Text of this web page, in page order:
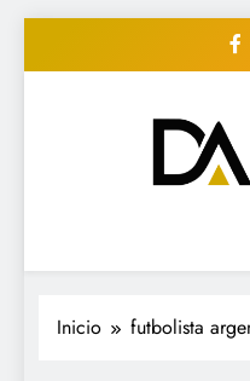
•
Inicio futbolista